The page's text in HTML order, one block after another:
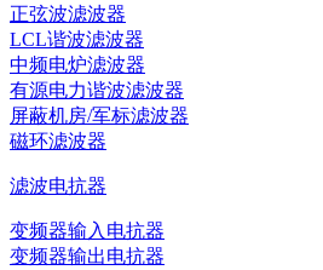
正弦波滤波器
LCL谐波滤波器
中频电炉滤波器
有源电力谐波滤波器
屏蔽机房/军标滤波器
磁环滤波器
滤波电抗器
变频器输入电抗器
变频器输出电抗器